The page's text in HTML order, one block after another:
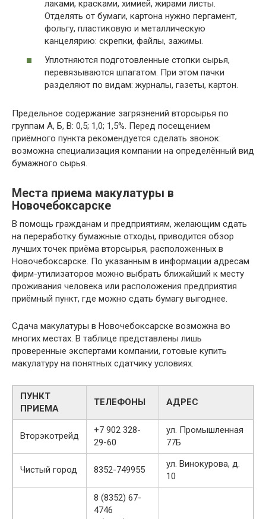
лаками, красками, химией, жирами листы.
Отделять от бумаги, картона нужно пергамент,
фольгу, пластиковую и металлическую
канцелярию: скрепки, файлы, зажимы.
Уплотняются подготовленные стопки сырья,
перевязываются шпагатом. При этом пачки
разделяют по видам: журналы, газеты, картон.
Предельное содержание загрязнений вторсырья по
группам А, Б, В: 0,5; 1,0; 1,5%. Перед посещением
приёмного пункта рекомендуется сделать звонок:
возможна специализация компании на определённый вид
бумажного сырья.
Места приема макулатуры в
Новочебоксарске
В помощь гражданам и предприятиям, желающим сдать
на переработку бумажные отходы, приводится обзор
лучших точек приёма вторсырья, расположенных в
Новочебоксарске. По указанным в информации адресам
фирм-утилизаторов можно выбрать ближайший к месту
проживания человека или расположения предприятия
приёмный пункт, где можно сдать бумагу выгоднее.
Сдача макулатуры в Новочебоксарске возможна во
многих местах. В таблице представлены лишь
проверенные экспертами компании, готовые купить
макулатуру на понятных сдатчику условиях.
ПУНКТ
ПРИЕМА
ТЕЛЕФОНЫ АДРЕС
Вторэкотрейд
+7 902 328-
29-60
ул. Промышленная
77Б
Чистый город 8352-749955
ул. Винокурова, д.
10
8 (8352) 67-
4746